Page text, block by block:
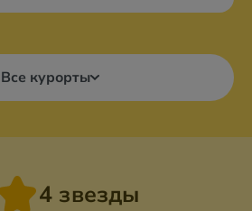
Все курорты
4 звезды